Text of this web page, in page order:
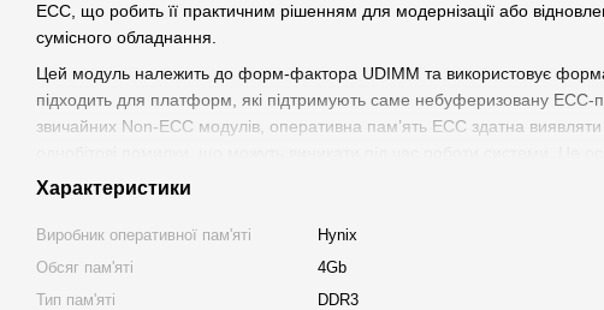
ECC, що робить її практичним рішенням для модернізації або
сумісного обладнання.
Цей модуль належить до форм-фактора UDIMM та використовує
підходить для платформ, які підтримують саме небуферизовану ECC-
звичайних Non-ECC модулів, оперативна пам’ять ECC здатна виявляти
серверів, файлових сховищ, контролерів, бухгалтерських баз, систем
навантаженням.
Коротко про оперативну пам’ять
Характеристики
Виробник оперативної пам'яті
Hynix
Обсяг пам'яті
4Gb
Тип пам'яті
DDR3